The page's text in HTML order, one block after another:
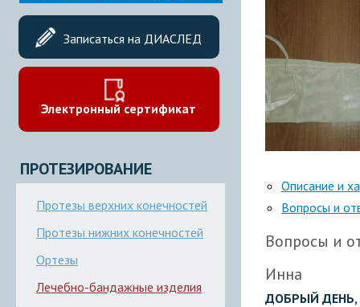
Описание и
Вопросы и
Вопросы и
Инна
ДОБРЫЙ ДЕНЬ,
Записаться на ДИАСЛЕД
Электронный сертификат
ПРОТЕЗИРОВАНИЕ
Протезы верхних конечностей
Протезы нижних конечностей
Ортезы
Лечебно-бандажные изделия